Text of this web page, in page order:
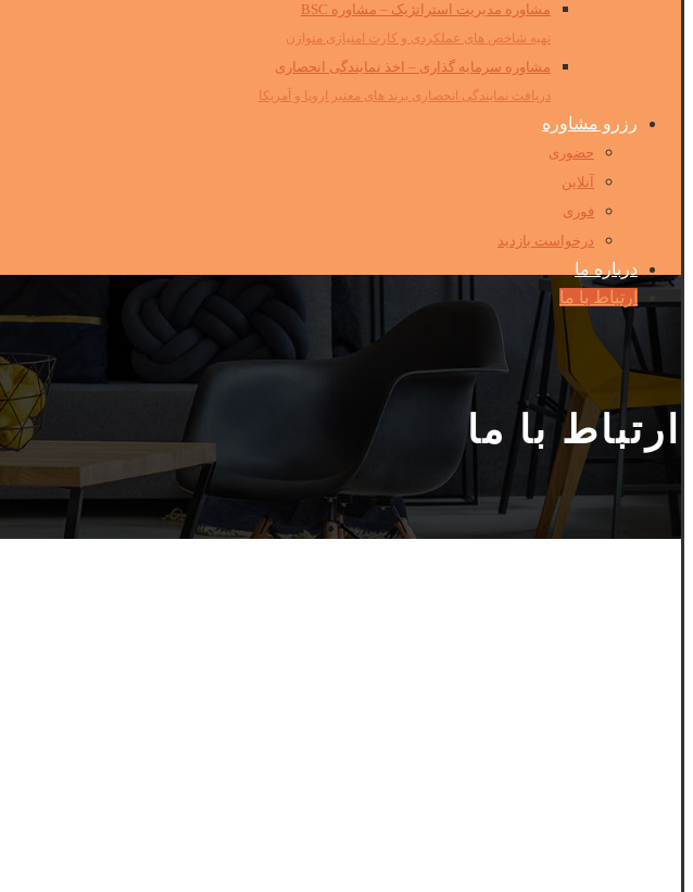
مشاوره مدیریت استراتژیک – مشاوره BSC
تهیه شاخص های عملکردی و کارت امتیازی متوازن
مشاوره سرمایه گذاری – اخذ نمایندگی انحصاری
دریافت نمایندگی انحصاری برند های معتبر اروپا و آمریکا
رزرو مشاوره
حضوری
آنلاین
فوری
درخواست بازدید
درباره ما
ارتباط با ما
ارتباط با ما